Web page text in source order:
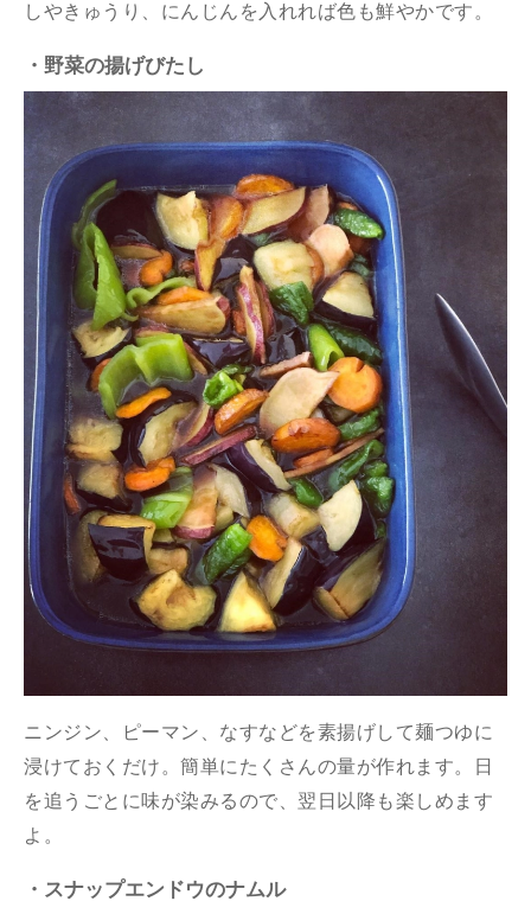
しやきゅうり、にんじんを入れれば色も鮮やかです。
・野菜の揚げびたし
ニンジン、ピーマン、なすなどを素揚げして麺つゆに
浸けておくだけ。簡単にたくさんの量が作れます。日
を追うごとに味が染みるので、翌日以降も楽しめます
よ。
・スナップエンドウのナムル